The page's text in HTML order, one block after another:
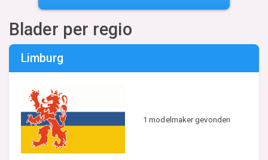
Blader per regio
Limburg
1 modelmaker gevonden